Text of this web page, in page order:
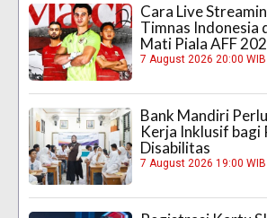
Cara Live
Timnas Indonesia
Mati Piala AFF
7 August 2026 20:00 WIB
Bank Mandiri
Kerja Inklusif bagi
Disabilitas
7 August 2026 19:00 WIB